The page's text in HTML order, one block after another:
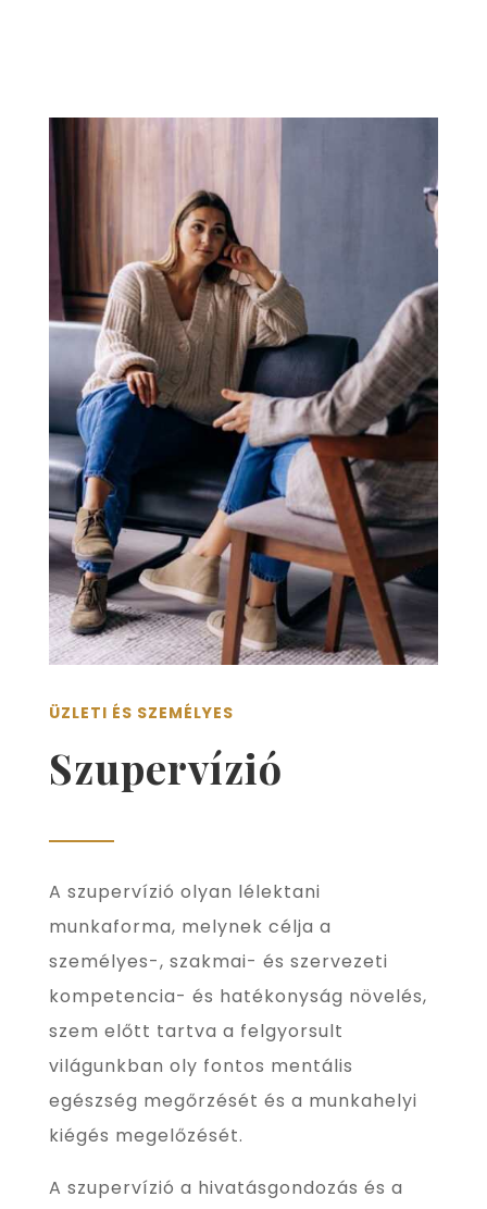
ÜZLETI ÉS SZEMÉLYES
Szupervízió
A szupervízió olyan lélektani
munkaforma, melynek célja a
személyes-, szakmai- és szervezeti
kompetencia- és hatékonyság növelés,
szem előtt tartva a felgyorsult
világunkban oly fontos mentális
egészség megőrzését és a munkahelyi
kiégés megelőzését.
A szupervízió a hivatásgondozás és a